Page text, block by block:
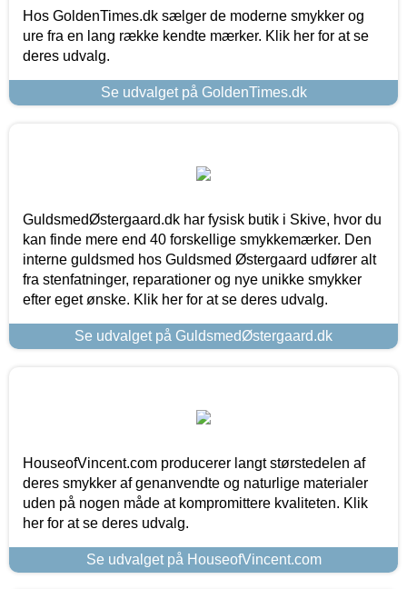
Hos GoldenTimes.dk sælger de moderne smykker og
ure fra en lang række kendte mærker. Klik her for at se
deres udvalg.
Se udvalget på GoldenTimes.dk
GuldsmedØstergaard.dk har fysisk butik i Skive, hvor du
kan finde mere end 40 forskellige smykkemærker. Den
interne guldsmed hos Guldsmed Østergaard udfører alt
fra stenfatninger, reparationer og nye unikke smykker
efter eget ønske. Klik her for at se deres udvalg.
Se udvalget på GuldsmedØstergaard.dk
HouseofVincent.com producerer langt størstedelen af
deres smykker af genanvendte og naturlige materialer
uden på nogen måde at kompromittere kvaliteten. Klik
her for at se deres udvalg.
Se udvalget på HouseofVincent.com